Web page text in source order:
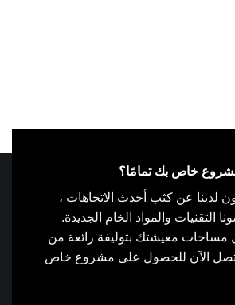
خاص بك تمامًا؟
لدينا عن كثب أحدث الاتجاهات ،
التقنيات والمواد الخام الجديدة.
مساحات معيشتك بتوليفة رائعة من
اتصل الآن للحصول على مشروع خاص